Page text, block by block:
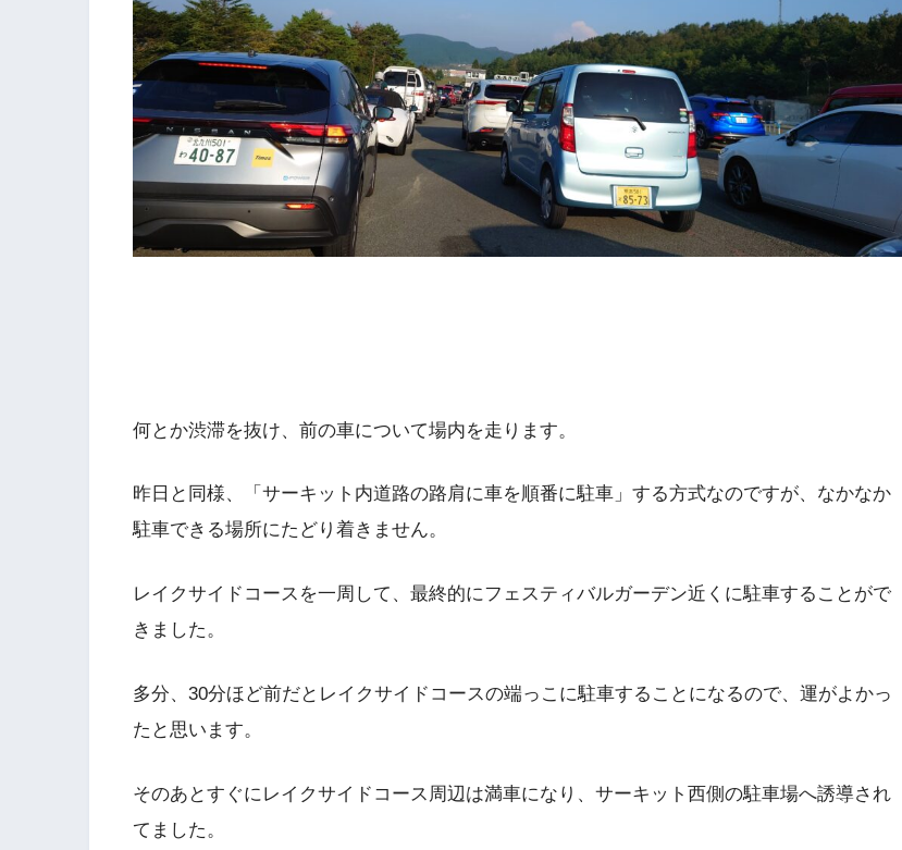
何とか渋滞を抜け、前の車について場内を走ります。
昨日と同様、「サーキット内道路の路肩に車を順番に駐車」する方式なのですが、なかなか
駐車できる場所にたどり着きません。
レイクサイドコースを一周して、最終的にフェスティバルガーデン近くに駐車することがで
きました。
多分、30分ほど前だとレイクサイドコースの端っこに駐車することになるので、運がよかっ
たと思います。
そのあとすぐにレイクサイドコース周辺は満車になり、サーキット西側の駐車場へ誘導され
てました。